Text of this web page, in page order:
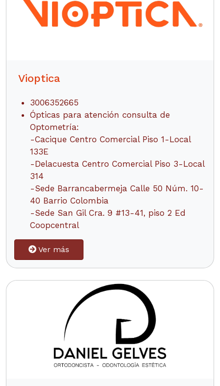
Vioptica
3006352665
Ópticas para atención consulta de
Optometría:
-Cacique Centro Comercial Piso 1-Local
133E
-Delacuesta Centro Comercial Piso 3-Local
314
-Sede Barrancabermeja Calle 50 Núm. 10-
40 Barrio Colombia
-Sede San Gil Cra. 9 #13-41, piso 2 Ed
Coopcentral
Ver más